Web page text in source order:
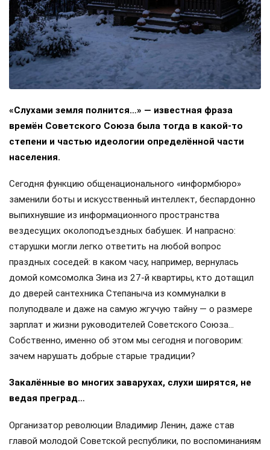
«Слухами земля полнится…» — известная фраза
времён Советского Союза была тогда в какой-то
степени и частью идеологии определённой части
населения.
Сегодня функцию общенационального «информбюро»
заменили боты и искусственный интеллект, беспардонно
выпихнувшие из информационного пространства
вездесущих околоподъездных бабушек. И напрасно:
старушки могли легко ответить на любой вопрос
праздных соседей: в каком часу, например, вернулась
домой комсомолка Зина из 27-й квартиры, кто дотащил
до дверей сантехника Степаныча из коммуналки в
полуподвале и даже на самую жгучую тайну — о размере
зарплат и жизни руководителей Советского Союза…
Собственно, именно об этом мы сегодня и поговорим:
зачем нарушать добрые старые традиции?
Закалённые во многих заварухах, слухи ширятся, не
ведая преград…
Организатор революции Владимир Ленин, даже став
главой молодой Советской республики, по воспоминаниям